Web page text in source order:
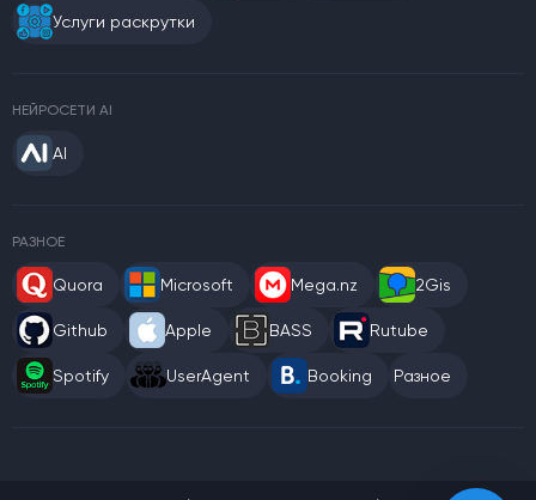
Услуги раскрутки
НЕЙРОСЕТИ AI
AI
РАЗНОЕ
Quora Microsoft Mega.nz 2Gis
Github Apple BASS Rutube
Spotify UserAgent Booking Разное